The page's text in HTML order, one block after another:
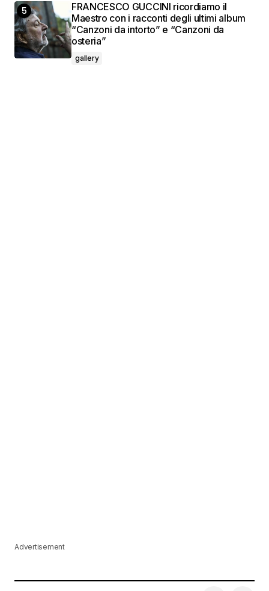
FRANCESCO GUCCINI ricordiamo il
Maestro con i racconti degli ultimi album
“Canzoni da intorto” e “Canzoni da
osteria”
gallery
Advertisement